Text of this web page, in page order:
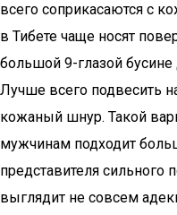
всего соприкасаются с
в Тибете чаще носят
большой 9-глазой
Лучше всего подвесить
кожаный шнур. Такой
мужчинам подходит
представителя сильного
выглядит не совсем